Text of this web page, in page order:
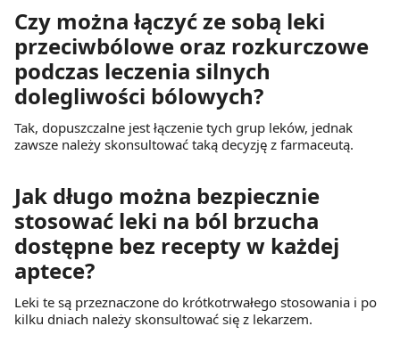
Czy można łączyć ze sobą leki
przeciwbólowe oraz rozkurczowe
podczas leczenia silnych
dolegliwości bólowych?
Tak, dopuszczalne jest łączenie tych grup leków, jednak
zawsze należy skonsultować taką decyzję z farmaceutą.
Jak długo można bezpiecznie
stosować leki na ból brzucha
dostępne bez recepty w każdej
aptece?
Leki te są przeznaczone do krótkotrwałego stosowania i po
kilku dniach należy skonsultować się z lekarzem.